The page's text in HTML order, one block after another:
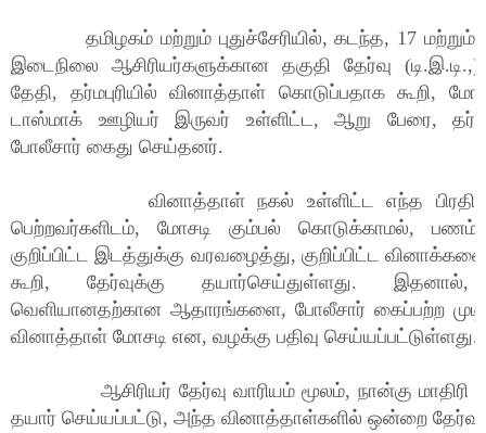
தமிழகம் மற்றும் புதுச்சேரியில், கடந்த, 17 மற்றும்
இடைநிலை ஆசிரியர்களுக்கான தகுதி தேர்வு
தேதி, தர்மபுரியில் வினாத்தாள் கொடுப்பதாக கூறி,
டாஸ்மாக் ஊழியர் இருவர் உள்ளிட்ட, ஆறு பேரை,
போலீசார் கைது செய்தனர்.
வினாத்தாள் நகல் உள்ளிட்ட எந்த
பெற்றவர்களிடம், மோசடி கும்பல் கொடுக்காமல்,
குறிப்பிட்ட இடத்துக்கு வரவழைத்து, குறிப்பிட்ட
கூறி, தேர்வுக்கு தயார்செய்துள்ளது.
வெளியானதற்கான ஆதாரங்களை, போலீசார் கைப்பற்ற
வினாத்தாள் மோசடி என, வழக்கு பதிவு செய்யப்பட்டுள்ளது.
ஆசிரியர் தேர்வு வாரியம் மூலம், நான்கு மாதிரி
தயார் செய்யப்பட்டு, அந்த வினாத்தாள்களில் ஒன்றை தேர்வு